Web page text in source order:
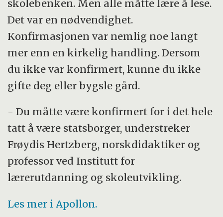
skolebenken. Men alle måtte lære å lese.
Det var en nødvendighet.
Konfirmasjonen var nemlig noe langt
mer enn en kirkelig handling. Dersom
du ikke var konfirmert, kunne du ikke
gifte deg eller bygsle gård.
- Du måtte være konfirmert for i det hele
tatt å være statsborger, understreker
Frøydis Hertzberg, norskdidaktiker og
professor ved Institutt for
lærerutdanning og skoleutvikling.
Les mer i Apollon.